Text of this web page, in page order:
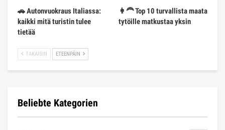
🚗 Autonvuokraus Italiassa:
kaikki mitä turistin tulee
tietää
👩‍🦰 Top 10 turvallista maata
tytöille matkustaa yksin
TAKAISIN ETEENPÄIN
Beliebte Kategorien